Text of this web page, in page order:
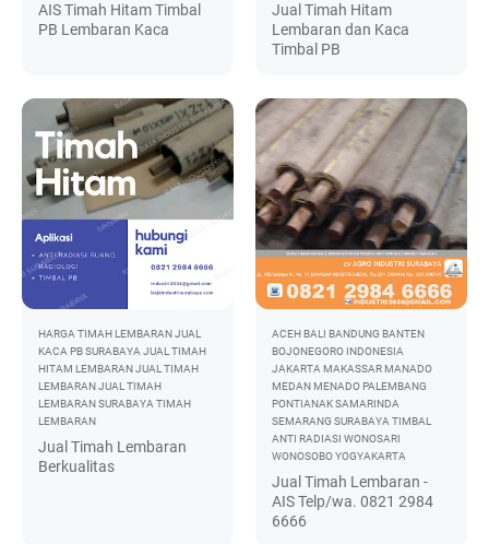
AIS Timah Hitam Timbal
PB Lembaran Kaca
Jual Timah Hitam
Lembaran dan Kaca
Timbal PB
HARGA TIMAH LEMBARAN JUAL
KACA PB SURABAYAJUAL TIMAH
HITAM LEMBARAN JUAL TIMAH
LEMBARAN JUAL TIMAH
LEMBARAN SURABAYATIMAH
LEMBARAN
Jual Timah Lembaran
Berkualitas
ACEH BALI BANDUNG BANTEN
BOJONEGORO INDONESIA
JAKARTA MAKASSAR MANADO
MEDAN MENADO PALEMBANG
PONTIANAKSAMARINDA
SEMARANG SURABAYATIMBAL
ANTI RADIASI WONOSARI
WONOSOBOYOGYAKARTA
Jual Timah Lembaran -
AIS Telp/wa. 0821 2984
6666